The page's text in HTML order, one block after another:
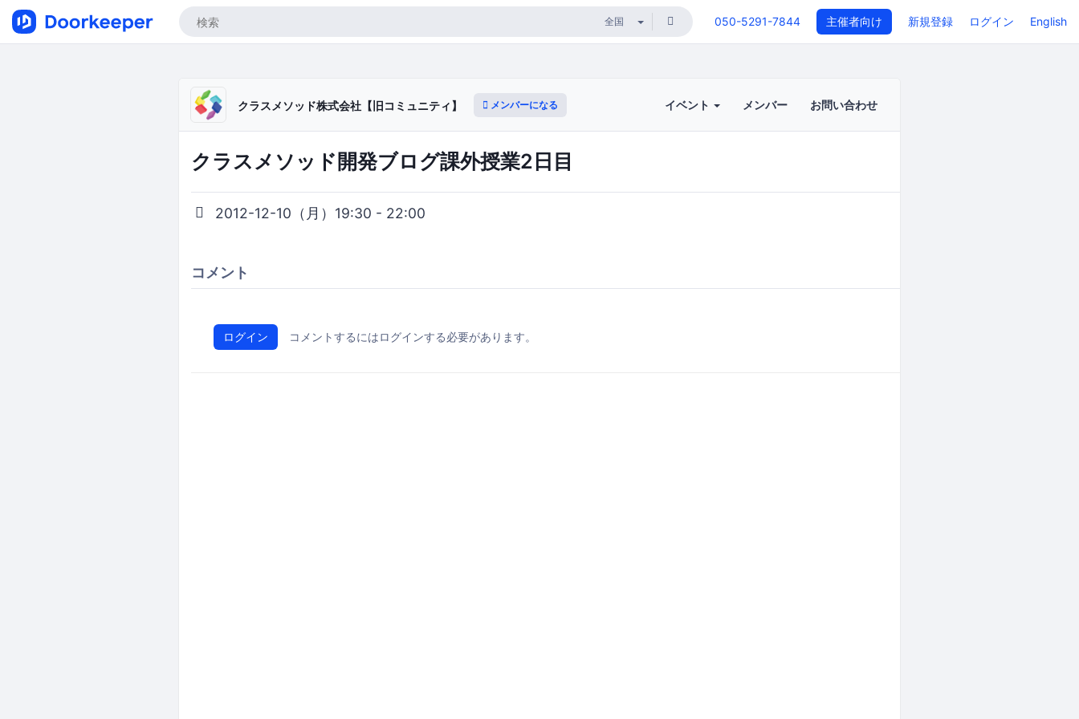
050-5291-7844 主催者向け 新規登録 ログイン English
クラスメソッド株式会社【旧コミュニティ】 メンバーになる イベント メンバー お問い合わせ
クラスメソッド開発ブログ課外授業2日目
2012-12-10（月）19:30 - 22:00
コメント
ログイン コメントするにはログインする必要があります。